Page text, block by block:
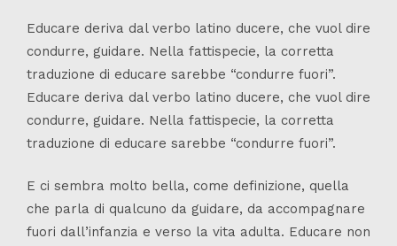
Educare deriva dal verbo latino ducere, che vuol dire
condurre, guidare. Nella fattispecie, la corretta
traduzione di educare sarebbe “condurre fuori”.
Educare deriva dal verbo latino ducere, che vuol dire
condurre, guidare. Nella fattispecie, la corretta
traduzione di educare sarebbe “condurre fuori”.
E ci sembra molto bella, come definizione, quella
che parla di qualcuno da guidare, da accompagnare
fuori dall’infanzia e verso la vita adulta. Educare non